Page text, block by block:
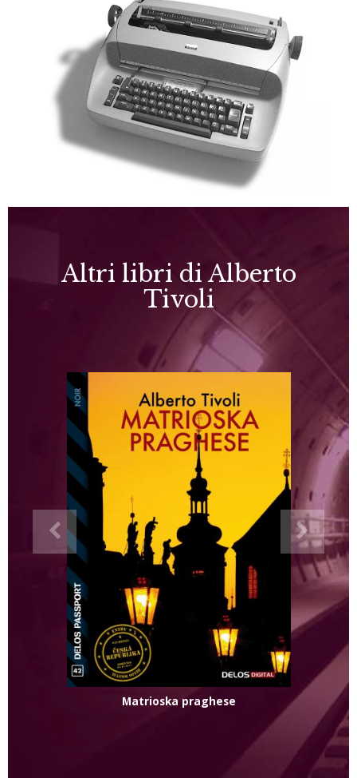
Altri libri di Alberto
Tivoli
Matrioska praghese